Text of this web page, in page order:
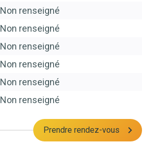
Non renseigné
Non renseigné
Non renseigné
Non renseigné
Non renseigné
Non renseigné
Prendre rendez-vous